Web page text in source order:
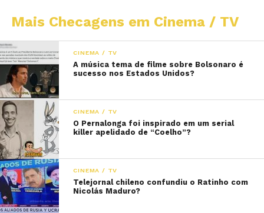
Mais Checagens em Cinema / TV
CINEMA / TV
A música tema de filme sobre Bolsonaro é
sucesso nos Estados Unidos?
CINEMA / TV
O Pernalonga foi inspirado em um serial
killer apelidado de “Coelho”?
CINEMA / TV
Telejornal chileno confundiu o Ratinho com
Nicolás Maduro?